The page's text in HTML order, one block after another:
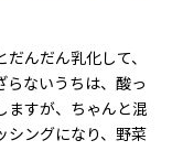
んだん乳化して、
らないうちは、酸っ
ますが、ちゃんと混
シングになり、野菜